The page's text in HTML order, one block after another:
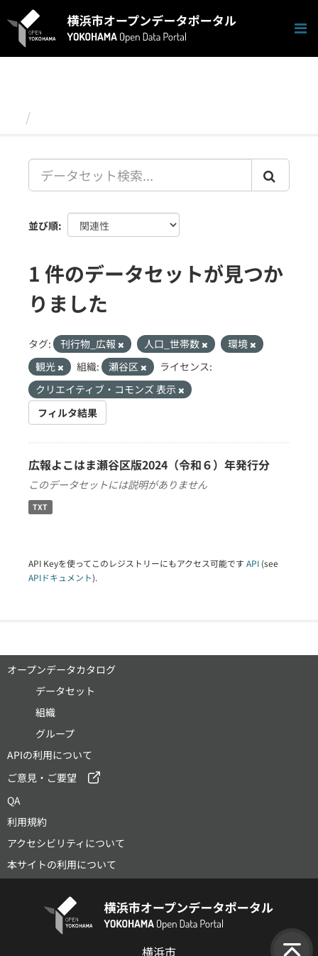
キ
並び順
1 件のデータセットが見つか
りました
タグ: 刊行物_広報 人口_世帯数
環境
観光
組織: 瀬谷区
ライセンス:
クリエイティブ・コモンズ 表示
フィルタ結果
広報よこはま瀬谷区版2024（令和６）年発行分
このデータセットには説明がありません
TXT
API Keyを使ってこのレジストリーにもアクセス可能です API (see
APIドキュメント).
オープンデータカタログ
データセット
組織
グループ
APIの利用について
ご意見・ご要望
QA
利用規約
アクセシビリティについて
本サイトの利用について
横浜市